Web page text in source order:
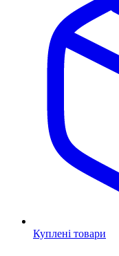
Куплені товари